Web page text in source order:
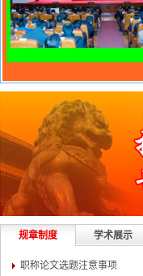
规章制度 学术展示
职称论文选题注意事项